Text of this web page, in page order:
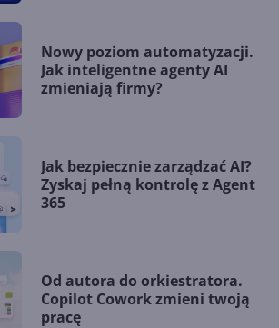
Nowy poziom automatyzacji.
Jak inteligentne agenty AI
zmieniają firmy?
Jak bezpiecznie zarządzać AI?
Zyskaj pełną kontrolę z Agent
365
Od autora do orkiestratora.
Copilot Cowork zmieni twoją
pracę